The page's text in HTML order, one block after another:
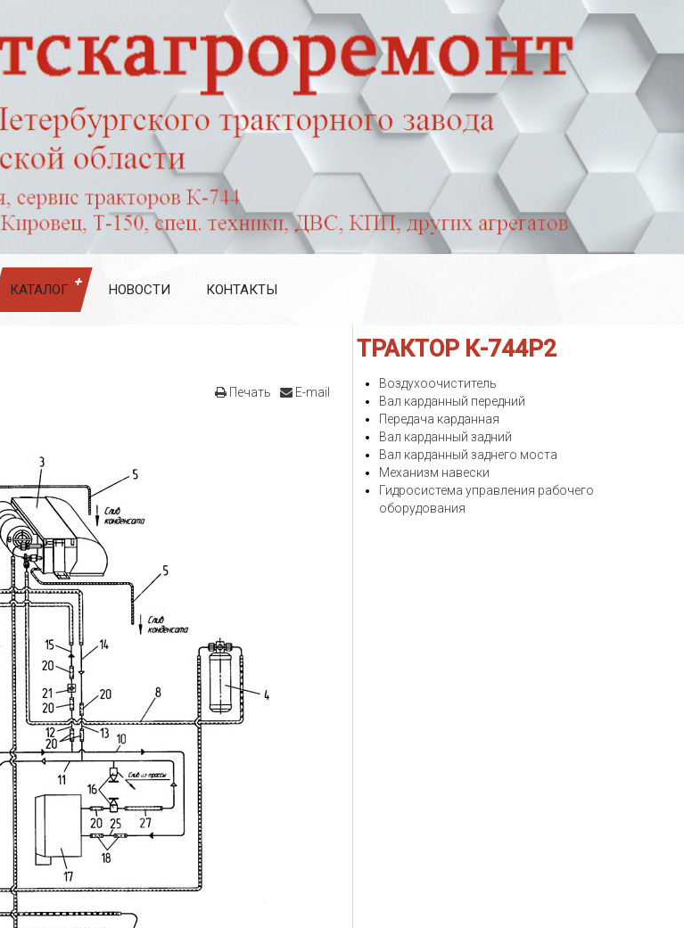
КАТАЛОГ НОВОСТИ КОНТАКТЫ
Печать E-mail
ТРАКТОР К-744Р2
Воздухоочиститель
Вал карданный передний
Передача карданная
Вал карданный задний
Вал карданный заднего моста
Механизм навески
Гидросистема управления рабочего
оборудования